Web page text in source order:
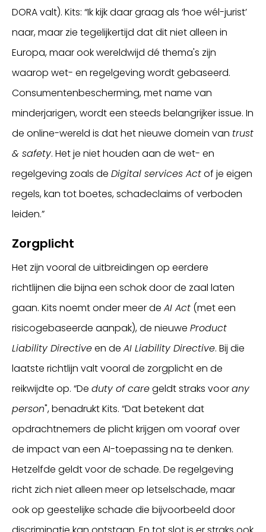
DORA valt). Kits: “Ik kijk daar graag als ‘hoe wél-jurist’
naar, maar zie tegelijkertijd dat dit niet alleen in
Europa, maar ook wereldwijd dé thema's zijn
waarop wet- en regelgeving wordt gebaseerd.
Consumentenbescherming, met name van
minderjarigen, wordt een steeds belangrijker issue. In
de online-wereld is dat het nieuwe domein van trust
& safety. Het je niet houden aan de wet- en
regelgeving zoals de Digital services Actof je eigen
regels, kan tot boetes, schadeclaims of verboden
leiden.”
Zorgplicht
Het zijn vooral de uitbreidingen op eerdere
richtlijnen die bijna een schok door de zaal laten
gaan. Kits noemt onder meer de AI Act (met een
risicogebaseerde aanpak), de nieuwe Product
Liability Directiveen de AI Liability Directive. Bij die
laatste richtlijn valt vooral de zorgplicht en de
reikwijdte op. “De duty of caregeldt straks voorany
person", benadrukt Kits. “Dat betekent dat
opdrachtnemers de plicht krijgen om vooraf over
de impact van een AI-toepassing na te denken.
Hetzelfde geldt voor de schade. De regelgeving
richt zich niet alleen meer op letselschade, maar
ook op geestelijke schade die bijvoorbeeld door